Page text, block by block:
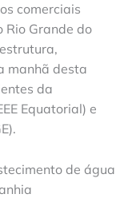
comerciais
Rio Grande do
manhã desta
da
Equatorial) e
de água